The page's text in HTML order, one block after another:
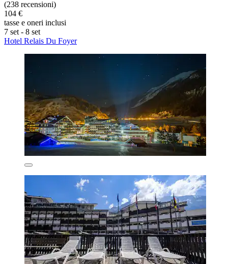
(238 recensioni)
104 €
tasse e oneri inclusi
7 set - 8 set
Hotel Relais Du Foyer